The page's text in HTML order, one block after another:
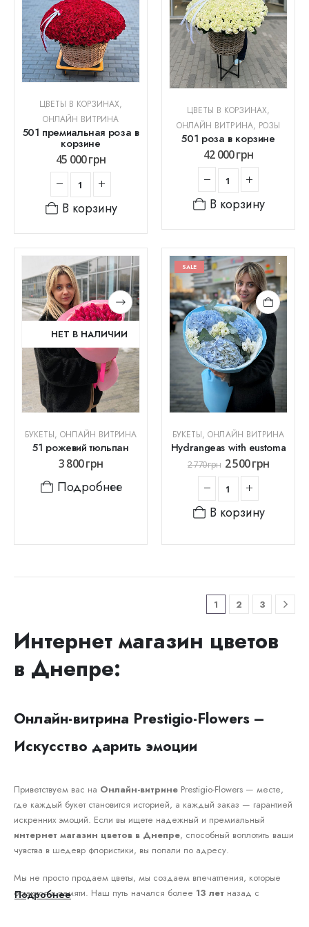
ЦВЕТЫ В КОРЗИНАХ,
ОНЛАЙН ВИТРИНА
501 премиальная роза в
корзине
45 000грн
В корзину
ЦВЕТЫ В КОРЗИНАХ,
ОНЛАЙН ВИТРИНА, РОЗЫ
501 роза в корзине
42 000грн
В корзину
НЕТ В НАЛИЧИИ
БУКЕТЫ,ОНЛАЙН ВИТРИНА
51 рожевий тюльпан
3 800грн
Подробнее
SALE
БУКЕТЫ,ОНЛАЙН ВИТРИНА
Hydrangeas with eustoma
2 770грн 2 500грн
В корзину
1 2 3
Интернет магазин цветов
в Днепре:
Онлайн-витрина Prestigio-Flowers –
Искусство дарить эмоции
Приветствуем вас на Онлайн-витрине Prestigio-Flowers — месте,
где каждый букет становится историей, а каждый заказ — гарантией
искренних эмоций. Если вы ищете надежный и премиальный
интернет магазин цветов в Днепре, способный воплотить ваши
чувства в шедевр флористики, вы попали по адресу.
Мы не просто продаем цветы, мы создаем впечатления, которые
остаются в памяти. Наш путь начался более 13 лет назад с
Подробнее